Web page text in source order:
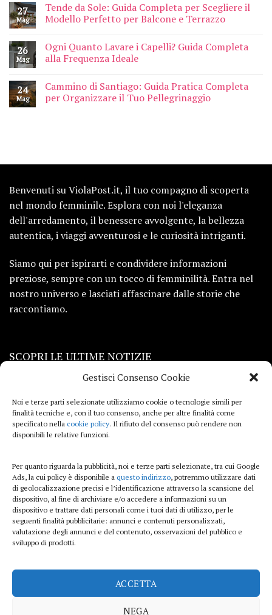
Gestisci Consenso Cookie
Noi e terze parti selezionate utilizziamo cookie o tecnologie simili per
finalità tecniche e, con il tuo consenso, anche per altre finalità come
specificato nella cookie policy. Il rifiuto del consenso può rendere non
disponibili le relative funzioni.
Per quanto riguarda la pubblicità, noi e terze parti selezionate, tra cui Google
Ads, la cui policy è disponibile a questo indirizzo, potremmo utilizzare dati
di geolocalizzazione precisi e l’identificazione attraverso la scansione del
dispositivo, al fine di archiviare e/o accedere a informazioni su un
dispositivo e trattare dati personali come i tuoi dati di utilizzo, per le
seguenti finalità pubblicitarie: annunci e contenuti personalizzati,
valutazione degli annunci e del contenuto, osservazioni del pubblico e
sviluppo di prodotti.
ACCETTA
NEGA
27
Mag
Tende da Sole: Guida Completa per Scegliere il
Modello Perfetto per Balcone e Terrazzo
26
Mag
Ogni Quanto Lavare i Capelli? Guida Completa
alla Frequenza Ideale
24
Mag
Cammino di Santiago: Guida Pratica Completa
per Organizzare il Tuo Pellegrinaggio
Benvenuti su ViolaPost.it, il tuo compagno di scoperta
nel mondo femminile. Esplora con noi l'eleganza
dell'arredamento, il benessere avvolgente, la bellezza
autentica, i viaggi avventurosi e le curiosità intriganti.
Siamo qui per ispirarti e condividere informazioni
preziose, sempre con un tocco di femminilità. Entra nel
nostro universo e lasciati affascinare dalle storie che
raccontiamo.
SCOPRI LE ULTIME NOTIZIE
Viaggi
Beauty e benessere
Curiosità
Lifestyle
Sport
iTech
ViolaPost.it partecipa al Programma Affiliazione Amazon EU, un programma di